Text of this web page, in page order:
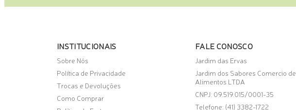
INSTITUCIONAIS
Sobre Nós
Política de Privacidade
Trocas e Devoluções
Como Comprar
FALE CONOSCO
Jardim das Ervas
Jardim dos Sabores Comercio de
Alimentos LTDA
CNPJ: 09.519.015/0001-35
Telefone: (41) 3382-1722